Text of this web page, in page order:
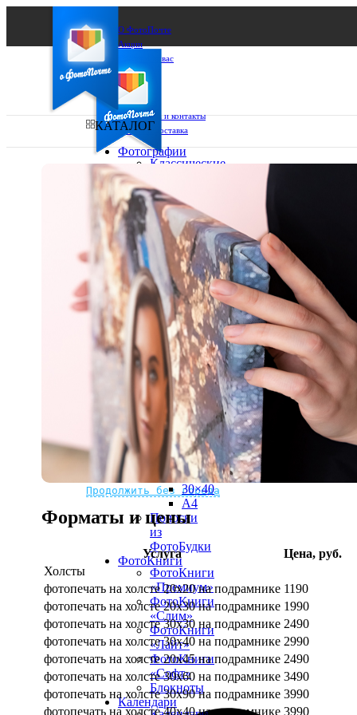
О ФотоПочте
Акции
Сделаем за вас
Бизнесу
FAQ
Франшиза
Поддержка и контакты
Оплата и доставка
Ваш город:
Ваш регион доставки
Выберите из списка:
Не нашли Ваш город?
Мы доставляем по всему миру
Продолжить без города
КАТАЛОГ
Фотографии
Классические
10х15
13х18
15х15
15х20
20х20
20х30
30х30
30х40
А4
Фото
рамке
10х10
10×15
13×18
15×15
15×20
20×20
20×30
30×30
30×40
A4
Полоски
из
ФотоБудки
ФотоКниги
ФотоКниги
«Премиум»
ФотоКниги
«Слим»
ФотоКниги
«Лайт»
ФотоКниги
«Софт»
Блокноты
Календари
Форматы и цены
Услуга
Цена, руб.
Холсты
фотопечать на холсте 20х20 на подрамнике 1190
фотопечать на холсте 20х30 на подрамнике 1990
фотопечать на холсте 30х30 на подрамнике 2490
фотопечать на холсте 30х40 на подрамнике 2990
фотопечать на холсте 20х45 на подрамнике 2490
фотопечать на холсте 30х60 на подрамнике 3490
фотопечать на холсте 30х90 на подрамнике 3990
фотопечать на холсте 40х40 на подрамнике 3990